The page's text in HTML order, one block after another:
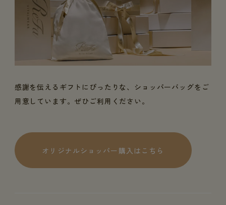
感謝を伝えるギフトにぴったりな、ショッパーバッグをご
用意しています。ぜひご利用ください。
オリジナルショッパー購入はこちら